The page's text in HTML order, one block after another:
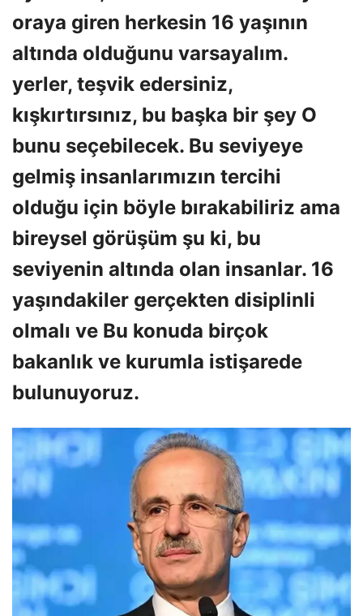
oraya giren herkesin 16 yaşının
altında olduğunu varsayalım.
yerler, teşvik edersiniz,
kışkırtırsınız, bu başka bir şey O
bunu seçebilecek. Bu seviyeye
gelmiş insanlarımızın tercihi
olduğu için böyle bırakabiliriz ama
bireysel görüşüm şu ki, bu
seviyenin altında olan insanlar. 16
yaşındakiler gerçekten disiplinli
olmalı ve Bu konuda birçok
bakanlık ve kurumla istişarede
bulunuyoruz.